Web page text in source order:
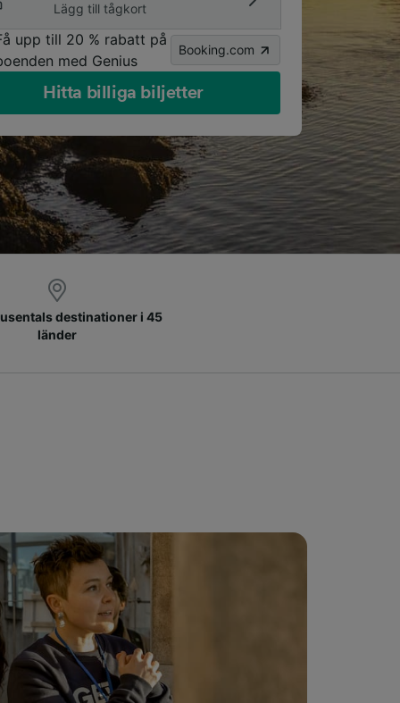
Lägg till tågkort
upp till 20 % rabatt på
med Genius
Booking.com
Hitta billiga biljetter
destinationer i 45
länder